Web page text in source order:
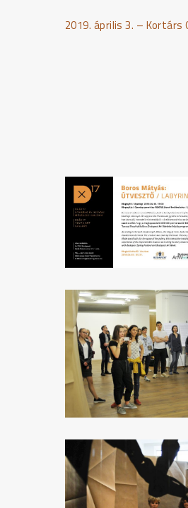
2019. április 3. – Kortárs